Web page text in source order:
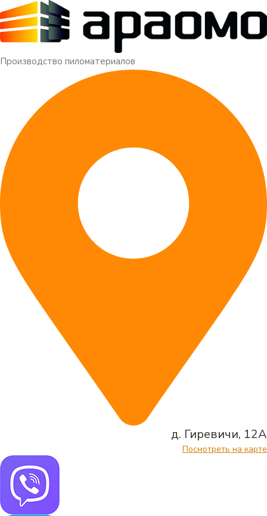
Производство пиломатериалов
д. Гиревичи, 12А
Посмотреть на карте
Меню
Перейти
к
содержимому